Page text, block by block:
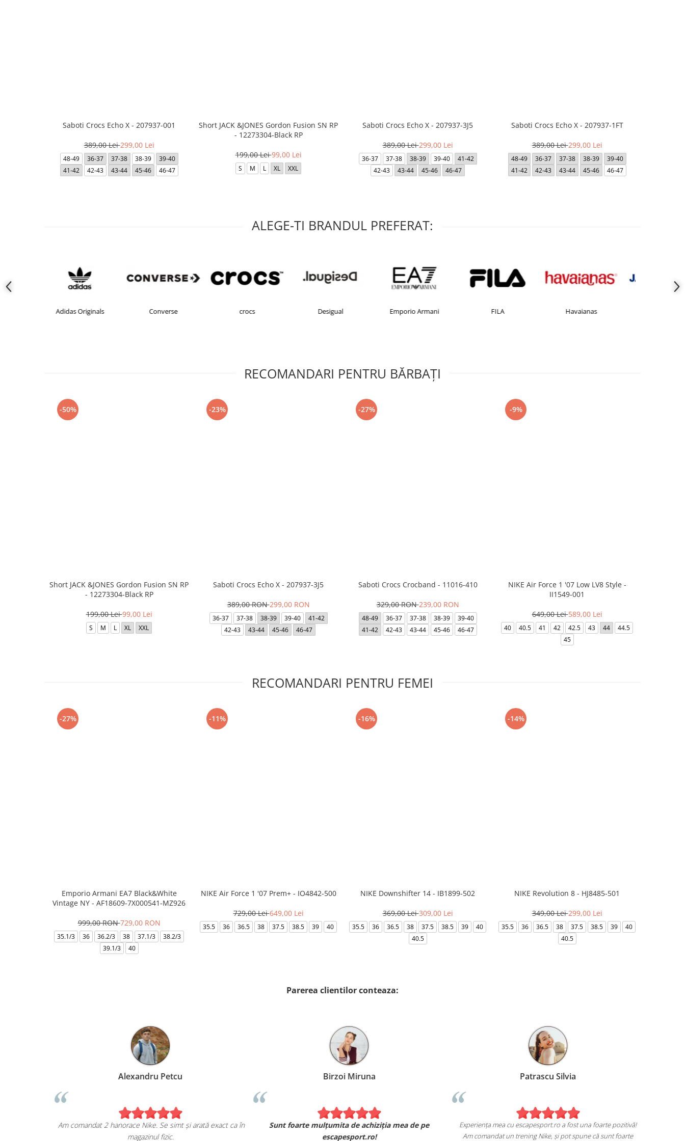
Saboti Crocs Echo X - 207937-001
389,00 Lei299,00 Lei
48-49 36-37 37-38 38-39
39-40
41-42
42-43 43-44 45-46 46-47
Short JACK &JONES Gordon Fusion SN RP
- 12273304-Black RP
199,00 Lei99,00 Lei
S M L XL XXL
Saboti Crocs Echo X - 207937-3J5
389,00 Lei299,00 Lei
36-37 37-38 38-39 39-40
41-42
42-43
43-44 45-46 46-47
Saboti Crocs Echo X - 207937-1FT
389,00 Lei299,00 Lei
48-49 36-37 37-38 38-39
39-40
41-42
42-43 43-44 45-46 46-47
ALEGE-TI BRANDUL PREFERAT:
Converse crocs Desigual Emporio Armani FILA Havaianas JACK &JONES
RECOMANDARI PENTRU BĂRBAŢI
-50%
Short JACK &JONES Gordon Fusion SN RP
- 12273304-Black RP
199,00 Lei99,00 Lei
S M L XL XXL
-23%
Saboti Crocs Echo X - 207937-3J5
389,00 RON299,00 RON
36-37 37-38 38-39 39-40
41-42
42-43
43-44 45-46 46-47
-27%
Saboti Crocs Crocband - 11016-410
329,00 RON239,00 RON
48-49 36-37 37-38 38-39
39-40
41-42
42-43 43-44 45-46 46-47
-9%
NIKE Air Force 1 '07 Low LV8 Style -
II1549-001
649,00 Lei589,00 Lei
40 40.5 41 42 42.5 43 44
44.5
45
RECOMANDARI PENTRU FEMEI
-27%
Emporio Armani EA7 Black&White
Vintage NY - AF18609-7X000541-MZ926
999,00 RON729,00 RON
35.1/3 36 36.2/3 38 37.1/3
38.2/3
39.1/3
40
-11%
NIKE Air Force 1 '07 Prem+ - IO4842-500
729,00 Lei649,00 Lei
35.5 36 36.5 38 37.5 38.5 39 40
-16%
NIKE Downshifter 14 - IB1899-502
369,00 Lei309,00 Lei
35.5 36 36.5 38 37.5 38.5 39
40
40.5
-14%
NIKE Revolution 8 - HJ8485-501
349,00 Lei299,00 Lei
35.5 36 36.5 38 37.5 38.5 39
40
40.5
Parerea clientilor conteaza:
Marius Anghel
Sunt extrem de bucuros de achiziția mea de pe
escapesport.ro!
Alexandru Petcu
Am comandat 2 hanorace Nike. Se simt și arată exact ca în
magazinul fizic.
Birzoi Miruna
Sunt foarte mulțumita de achiziția mea de pe
escapesport.ro!